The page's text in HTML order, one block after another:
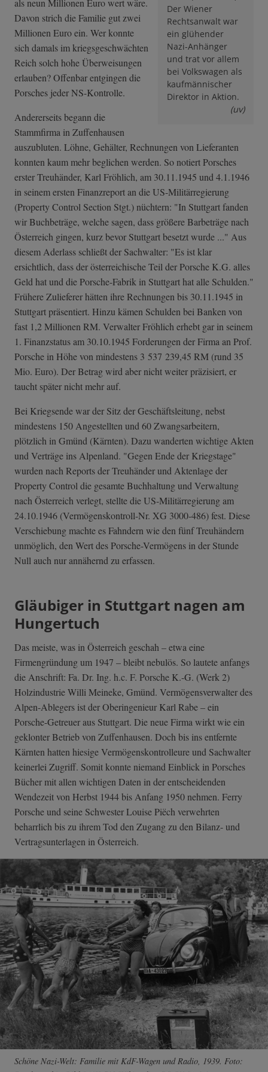
Der Wiener
Rechtsanwalt war
ein glühender
Nazi-Anhänger
und trat vor allem
bei Volkswagen als
kaufmännischer
Direktor in Aktion.
(uv)
als neun Millionen Euro wert wäre.
Davon strich die Familie gut zwei
Millionen Euro ein. Wer konnte
sich damals im kriegsgeschwächten
Reich solch hohe Überweisungen
erlauben? Offenbar entgingen die
Porsches jeder NS-Kontrolle.
Andererseits begann die
Stammfirma in Zuffenhausen
auszubluten. Löhne, Gehälter, Rechnungen von Lieferanten
konnten kaum mehr beglichen werden. So notiert Porsches
erster Treuhänder, Karl Fröhlich, am 30.11.1945 und 4.1.1946
in seinem ersten Finanzreport an die US-Militärregierung
(Property Control Section Stgt.) nüchtern: "In Stuttgart fanden
wir Buchbeträge, welche sagen, dass größere Barbeträge nach
Österreich gingen, kurz bevor Stuttgart besetzt wurde ..." Aus
diesem Aderlass schließt der Sachwalter: "Es ist klar
ersichtlich, dass der österreichische Teil der Porsche K.G. alles
Geld hat und die Porsche-Fabrik in Stuttgart hat alle Schulden."
Frühere Zulieferer hätten ihre Rechnungen bis 30.11.1945 in
Stuttgart präsentiert. Hinzu kämen Schulden bei Banken von
fast 1,2 Millionen RM. Verwalter Fröhlich erhebt gar in seinem
1. Finanzstatus am 30.10.1945 Forderungen der Firma an Prof.
Porsche in Höhe von mindestens 3 537 239,45 RM (rund 35
Mio. Euro). Der Betrag wird aber nicht weiter präzisiert, er
taucht später nicht mehr auf.
Bei Kriegsende war der Sitz der Geschäftsleitung, nebst
mindestens 150 Angestellten und 60 Zwangsarbeitern,
plötzlich in Gmünd (Kärnten). Dazu wanderten wichtige Akten
und Verträge ins Alpenland. "Gegen Ende der Kriegstage"
wurden nach Reports der Treuhänder und Aktenlage der
Property Control die gesamte Buchhaltung und Verwaltung
nach Österreich verlegt, stellte die US-Militärregierung am
24.10.1946 (Vermögenskontroll-Nr. XG 3000-486) fest. Diese
Verschiebung machte es Fahndern wie den fünf Treuhändern
unmöglich, den Wert des Porsche-Vermögens in der Stunde
Null auch nur annähernd zu erfassen.
Gläubiger in Stuttgart nagen am
Hungertuch
Das meiste, was in Österreich geschah – etwa eine
Firmengründung um 1947 – bleibt nebulös. So lautete anfangs
die Anschrift: Fa. Dr. Ing. h.c. F. Porsche K.-G. (Werk 2)
Holzindustrie Willi Meineke, Gmünd. Vermögensverwalter des
Alpen-Ablegers ist der Oberingenieur Karl Rabe – ein
Porsche-Getreuer aus Stuttgart. Die neue Firma wirkt wie ein
geklonter Betrieb von Zuffenhausen. Doch bis ins entfernte
Kärnten hatten hiesige Vermögenskontrolleure und Sachwalter
keinerlei Zugriff. Somit konnte niemand Einblick in Porsches
Bücher mit allen wichtigen Daten in der entscheidenden
Wendezeit von Herbst 1944 bis Anfang 1950 nehmen. Ferry
Porsche und seine Schwester Louise Piëch verwehrten
beharrlich bis zu ihrem Tod den Zugang zu den Bilanz- und
Vertragsunterlagen in Österreich.
Schöne Nazi-Welt: Familie mit KdF-Wagen und Radio, 1939. Foto: